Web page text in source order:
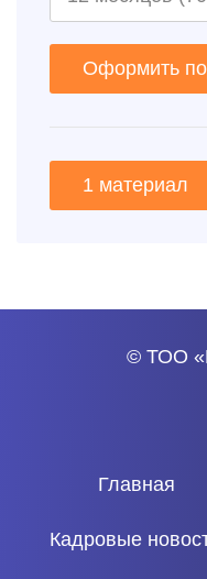
Оформить
1 материал
© ТОО
Главная
Кадровые